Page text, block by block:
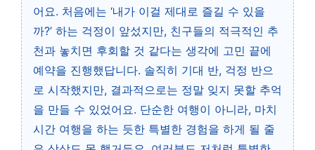
어요. 처음에는 ‘내가 이걸 제대로 즐길 수 있을
까?’ 하는 걱정이 앞섰지만, 친구들의 적극적인 추
천과 놓치면 후회할 것 같다는 생각에 고민 끝에
예약을 진행했답니다. 솔직히 기대 반, 걱정 반으
로 시작했지만, 결과적으로는 정말 잊지 못할 추억
을 만들 수 있었어요. 단순한 여행이 아니라, 마치
시간 여행을 하는 듯한 특별한 경험을 하게 될 줄